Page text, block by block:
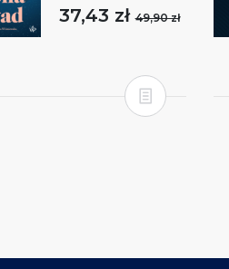
37,43 zł49,90 zł